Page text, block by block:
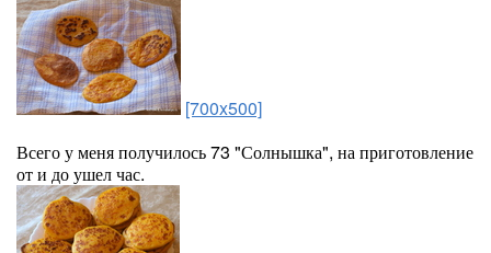
[700x500]
Всего у меня получилось 73 "Солнышка", на приготовление
от и до ушел час.